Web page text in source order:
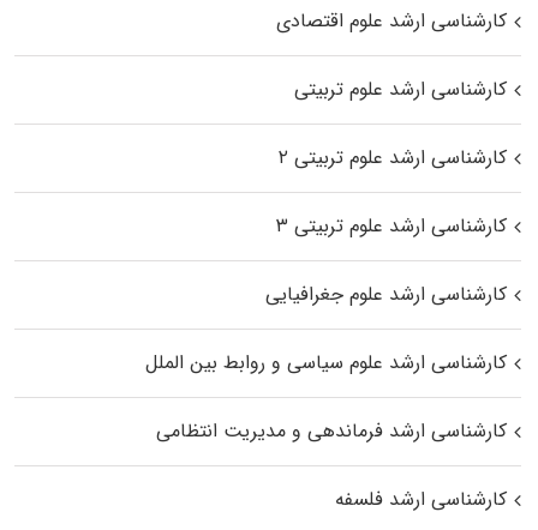
کارشناسی ارشد علوم اقتصادی
کارشناسی ارشد علوم تربیتی
کارشناسی ارشد علوم تربیتی ۲
کارشناسی ارشد علوم تربیتی ۳
کارشناسی ارشد علوم جغرافیایی
کارشناسی ارشد علوم سیاسی و روابط بین الملل
کارشناسی ارشد فرماندهی و مدیریت انتظامی
کارشناسی ارشد فلسفه